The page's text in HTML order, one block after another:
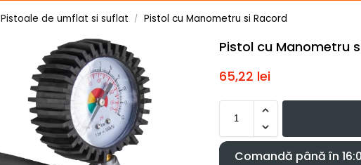
Pistoale de umflat si suflat / Pistol cu Manometru si Racord
Pistol cu Manometru
65,22 lei
Comandă până în